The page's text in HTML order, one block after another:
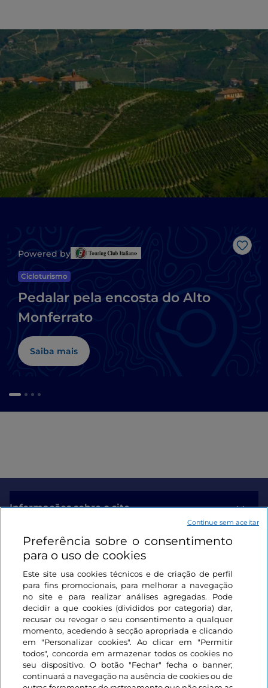
Powered by
Cicloturismo
Pedalar pela encosta do Alto
Monferrato
Saiba mais
Informações sobre o site
Ligações úteis
Iniciar sessão
Mantenha-se em contacto
Preferência sobre o consentimento
para o uso de cookies
Este site usa cookies técnicos e de criação de perfil
para fins promocionais, para melhorar a navegação
no site e para realizar análises agregadas. Pode
decidir a que cookies (divididos por categoria) dar,
recusar ou revogar o seu consentimento a qualquer
momento, acedendo à secção apropriada e clicando
em "Personalizar cookies". Ao clicar em "Permitir
todos", concorda em armazenar todos os cookies no
seu dispositivo. O botão "Fechar" fecha o banner;
continuará a navegação na ausência de cookies ou de
Continue sem aceitar